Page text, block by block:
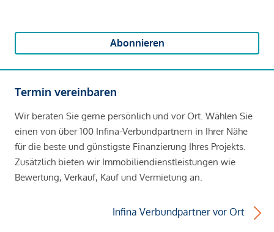
Abonnieren
Termin vereinbaren
Wir beraten Sie gerne persönlich und vor Ort. Wählen Sie
einen von über 100 Infina-Verbundpartnern in Ihrer Nähe
für die beste und günstigste Finanzierung Ihres Projekts.
Zusätzlich bieten wir Immobiliendienstleistungen wie
Bewertung, Verkauf, Kauf und Vermietung an.
Infina Verbundpartner vor Ort